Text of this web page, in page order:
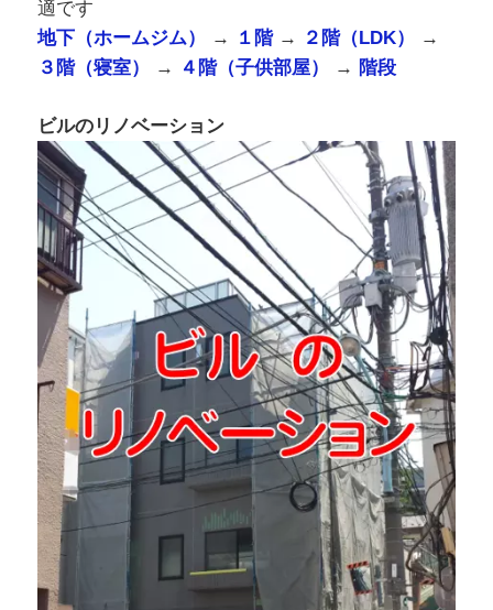
適です
地下（ホームジム）
→ １階→ ２階（LDK）
→
３階（寝室）
→ ４階（子供部屋） → 階段
ビルのリノベーション